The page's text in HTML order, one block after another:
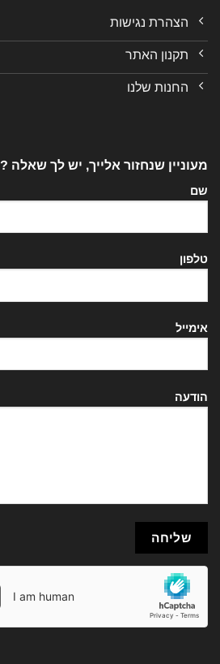
הצהרת נגישות
תקנון האתר
החנות שלנו
מעוניין שנחזור אלייך, יש לך שאלה ?
שם
טלפון
אימייל
הודעה